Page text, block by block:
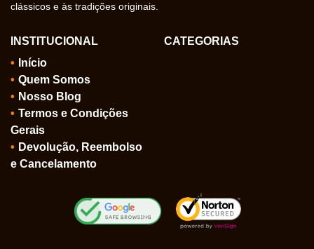
clássicos e às tradições originais.
INSTITUCIONAL
Início
Quem Somos
Nosso Blog
Termos e Condições
Gerais
Devolução, Reembolso
e Cancelamento
CATEGORIAS